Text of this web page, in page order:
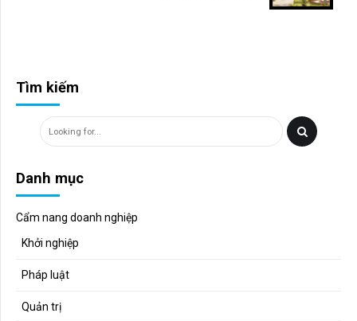
Tìm kiếm
Danh mục
Cẩm nang doanh nghiệp
Khởi nghiệp
Pháp luật
Quản trị